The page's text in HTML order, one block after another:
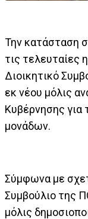
Την κατάσταση
τις τελευταίες
Διοικητικό
εκ νέου μόλις
Κυβέρνησης για
μονάδων.
Σύμφωνα με
Συμβούλιο της
μόλις